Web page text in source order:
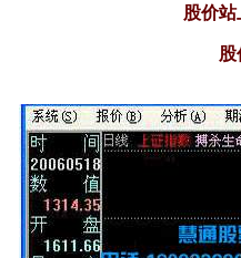
股价
股